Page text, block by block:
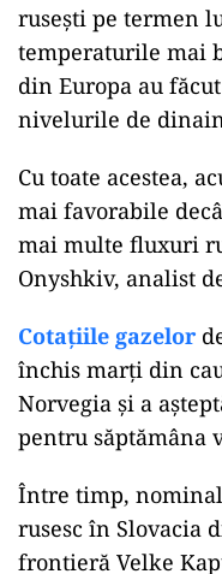
rusești pe termen
temperaturile mai
din Europa au
nivelurile de
Cu toate acestea,
mai favorabile
mai multe fluxuri
Onyshkiv, analist
Cotațiile gazelor
închis marți din
Norvegia și a
pentru săptămâna
Între timp,
rusesc în Slovacia
frontieră Velke